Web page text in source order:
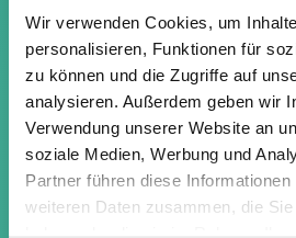
Wir verwenden Cookies, um
personalisieren, Funktionen für
zu können und die Zugriffe auf
analysieren. Außerdem geben wir
Verwendung unserer Website an
soziale Medien, Werbung und
Partner führen diese
weiteren Daten zusammen, die
nachstehenden Informationen
oder das Formular auf der rechten
Seite verwenden.
Berlin
Frankfurt
München
Zürich